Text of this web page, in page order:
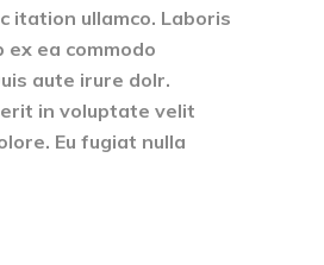
itation ullamco. Laboris
ex ea commodo
aute irure dolr.
in voluptate velit
Eu fugiat nulla